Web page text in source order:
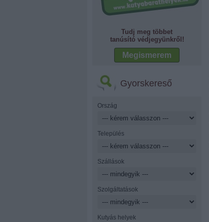
Tudj meg többet
tanúsító védjegyünkről!
Megismerem
Gyorskereső
Ország
Település
Szállások
Szolgáltatások
Kutyás helyek